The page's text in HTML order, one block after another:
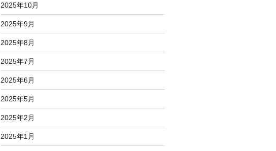
2025年10月
2025年9月
2025年8月
2025年7月
2025年6月
2025年5月
2025年2月
2025年1月